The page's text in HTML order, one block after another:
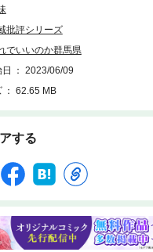
持たせる」という点では諸刃の
岩になりづらい側面もある。さ
ザラ。実際はバラバラ以上にバ
が県内各所にできてしまってい
町村合併の後遺症、再開発事情、
地のぶつかり合いが今日もどこ
批評シリーズ
でいいのか群馬県
2023/06/09
62.65 MB
する